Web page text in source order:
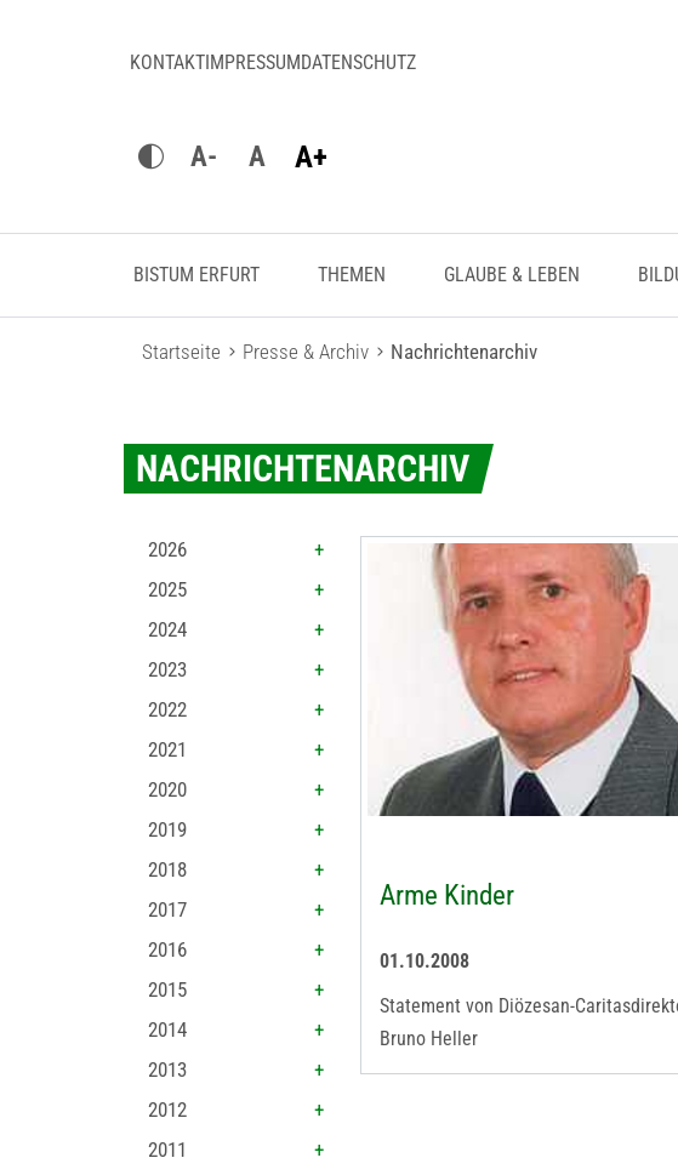
KONTAKTIMPRESSUMDATENSCHUTZ
A- A A+
BISTUM ERFURT THEMEN GLAUBE & LEBEN
Startseite Presse & Archiv Nachrichtenarchiv
NACHRICHTENARCHIV
2026
2025
2024
2023
2022
2021
2020
2019
2018
2017
2016
2015
2014
2013
2012
2011
Arme Kinder
01.10.2008
Statement von Diözesan-
Bruno Heller